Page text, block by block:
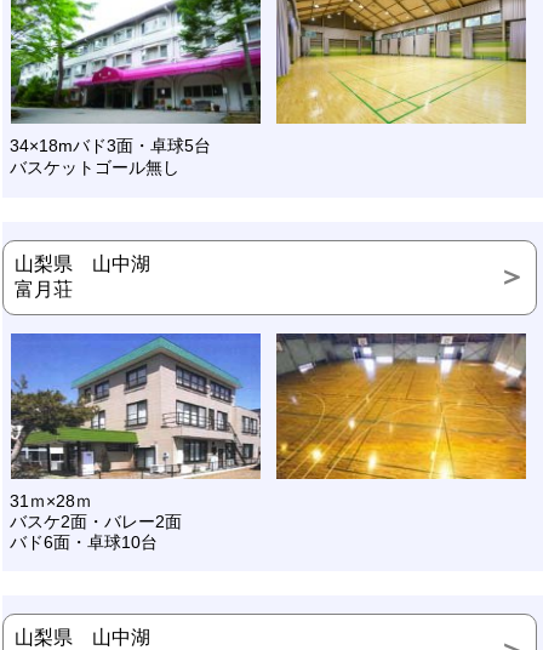
34×18mバド3面・卓球5台
バスケットゴール無し
山梨県 山中湖
富月荘
31ｍ×28ｍ
バスケ2面・バレー2面
バド6面・卓球10台
山梨県 山中湖